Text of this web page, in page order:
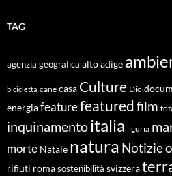
TAG
agenzia geografica alto adige
bicicletta cane casa Culture Dio
energiafeaturefeaturedfilm
inquinamentoitalia liguria
morte Natale natura Notizie
rifiuti roma sostenibilità svizzera